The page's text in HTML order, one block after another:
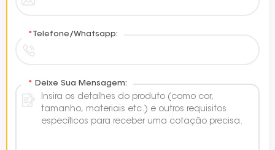
* Telefone/Whatsapp:
* Deixe Sua Mensagem: